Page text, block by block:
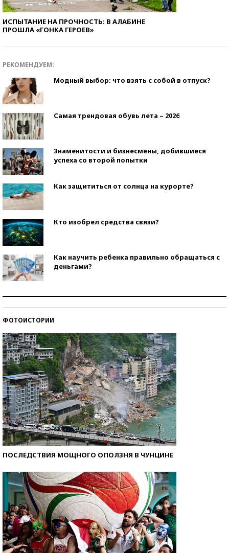
ИСПЫТАНИЕ НА ПРОЧНОСТЬ: В АЛАБИНЕ
ПРОШЛА «ГОНКА ГЕРОЕВ»
РЕКОМЕНДУЕМ:
Модный выбор: что взять с собой в отпуск?
Самая трендовая обувь лета – 2026
Знаменитости и бизнесмены, добившиеся
успеха со второй попытки
Как защититься от солнца на курорте?
Кто изобрел средства связи?
Как научить ребенка правильно обращаться с
деньгами?
ФОТОИСТОРИИ
ПОСЛЕДСТВИЯ МОЩНОГО ОПОЛЗНЯ В ЧУНЦИНЕ